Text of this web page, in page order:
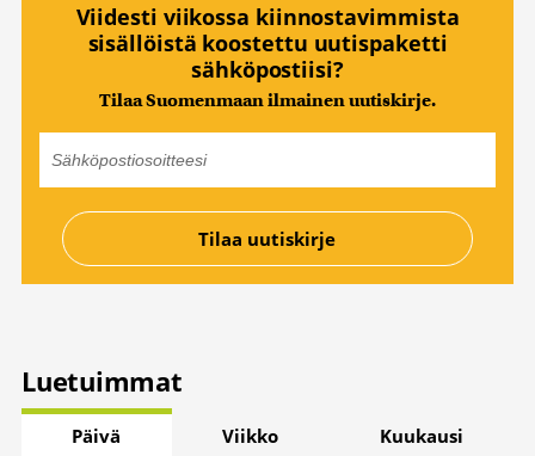
Viidesti viikossa kiinnostavimmista
sisällöistä koostettu uutispaketti
sähköpostiisi?
Tilaa Suomenmaan ilmainen uutiskirje.
Luetuimmat
Päivä Viikko Kuukausi